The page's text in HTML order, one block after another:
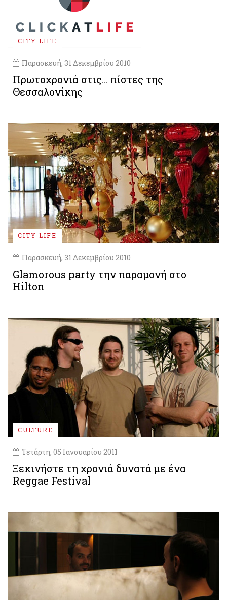
CITY LIFE
Παρασκευή, 31 Δεκεμβρίου 2010
Πρωτοχρονιά στις... πίστες της
Θεσσαλονίκης
CITY LIFE
Παρασκευή, 31 Δεκεμβρίου 2010
Glamorous party την παραμονή στο
Hilton
CULTURE
Τετάρτη, 05 Ιανουαρίου 2011
Ξεκινήστε τη χρονιά δυνατά με ένα
Reggae Festival